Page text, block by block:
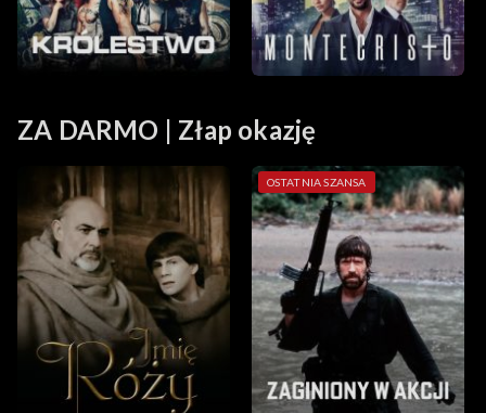
ZA DARMO | Złap okazję
OSTATNIA SZANSA